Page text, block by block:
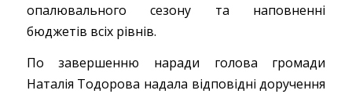
опалювального сезону та наповненні
бюджетів всіх рівнів.
По завершенню наради голова громади
Наталія Тодорова надала відповідні доручення